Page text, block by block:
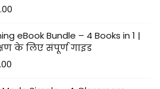
eBook Bundle – 4 Books in 1 |
के लिए संपूर्ण गाइड